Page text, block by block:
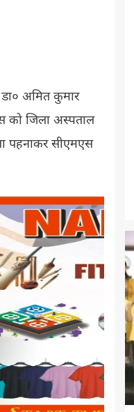
डा० अमित कुमार
को जिला अस्पताल
पहनाकर सीएमएस